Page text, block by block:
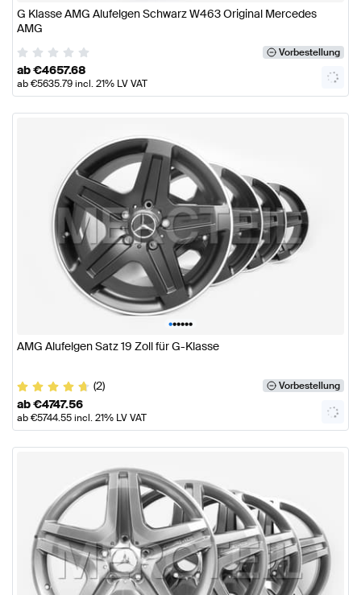
G Klasse AMG Alufelgen Schwarz W463 Original Mercedes
AMG
Vorbestellung
ab€4657.68
ab€5635.79incl. 21% LV VAT
••••••
AMG Alufelgen Satz 19 Zoll für G-Klasse
(2) Vorbestellung
ab€4747.56
ab€5744.55incl. 21% LV VAT